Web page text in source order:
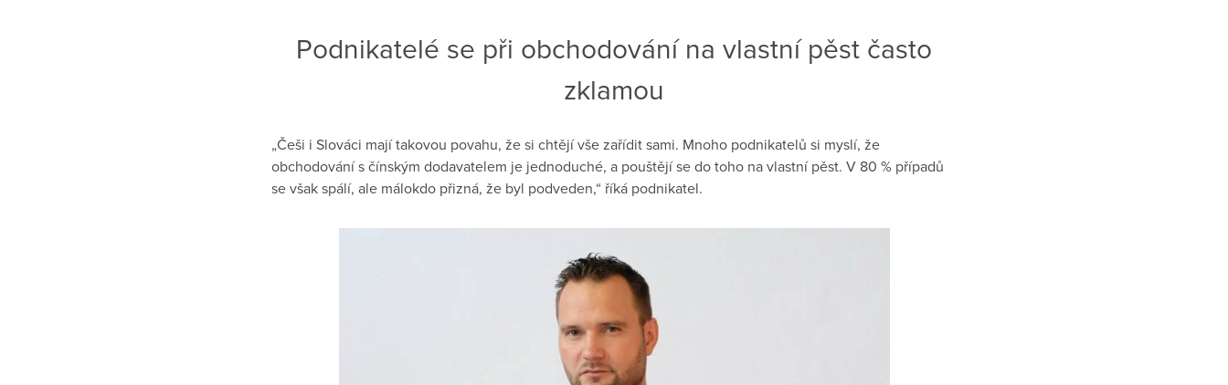
Podnikatelé se při obchodování na vlastní pěst často
zklamou
„Češi i Slováci mají takovou povahu, že si chtějí vše zařídit sami. Mnoho podnikatelů si myslí, že
obchodování s čínským dodavatelem je jednoduché, a pouštějí se do toho na vlastní pěst. V 80 % případů
se však spálí, ale málokdo přizná, že byl podveden,“ říká podnikatel.